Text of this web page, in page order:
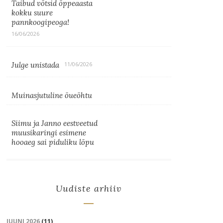
Taibud võtsid õppeaasta
kokku suure
pannkoogipeoga!
16/06/2026
Julge unistada 11/06/2026
Muinasjutuline õueõhtu
Siimu ja Janno eestveetud
muusikaringi esimene
hooaeg sai piduliku lõpu
Uudiste arhiiv
JUUNI 2026(11)